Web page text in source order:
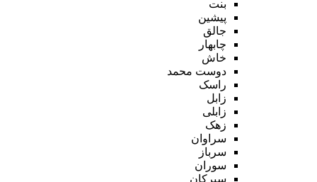
بنت
پیشین
جالق
چابهار
خاش
دوست محمد
راسک
زابل
زابلی
زهک
سراوان
سرباز
سوران
سیرکان